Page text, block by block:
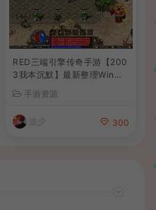
RED三端引擎传奇手游【200
3我本沉默】最新整理Win系
服务端+安卓苹果PC三端+详
细搭建教程
手游资源
波少 300